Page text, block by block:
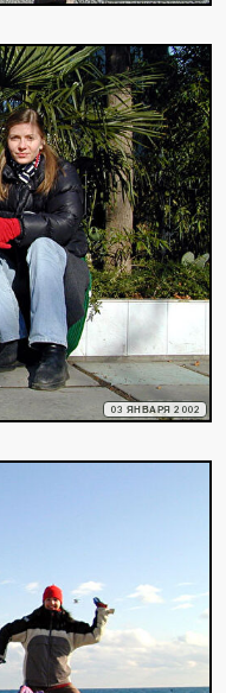
03 ЯНВАРЯ 2002